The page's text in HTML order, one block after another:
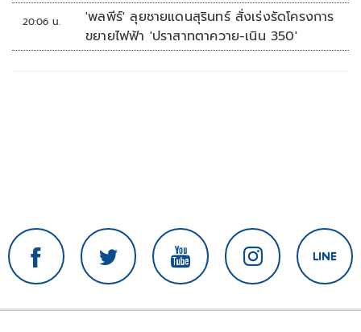
20:06 น.
'พลพีร์' ลุยชายแดนสุรินทร์ สั่งเร่งรัดโครงการ
ขยายไฟฟ้า 'ปราสาทตาควาย-เนิน 350'